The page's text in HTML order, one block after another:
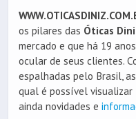
os pilares das Óticas
mercado e que há 19
ocular de seus clientes.
espalhadas pelo Brasil, as
qual é possível visualizar
ainda novidades e